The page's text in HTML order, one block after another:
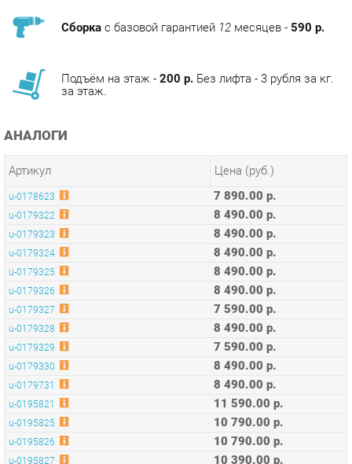
Подъём на этаж - 200 р.
Без лифта - 3 рубля за кг.
АНАЛОГИ
u-0179322 8 490.00 р.
8 490.00 р.
u-0179325 8 490.00 р.
u-0179326 8 490.00 р.
u-0179327 7 590.00 р.
u-0179328 8 490.00 р.
u-0179329 7 590.00 р.
u-0179330 8 490.00 р.
u-0179731 8 490.00 р.
u-0195821 11 590.00 р.
u-0195825 10 790.00 р.
u-0195826 10 790.00 р.
u-0195827 10 390.00 р.
u-0195829 10 490.00 р.
u-0195830 10 490.00 р.
u-0267646 8 490.00 р.